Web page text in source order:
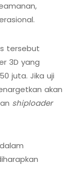
tersebut
3D yang
juta. Jika uji
akan
shiploader